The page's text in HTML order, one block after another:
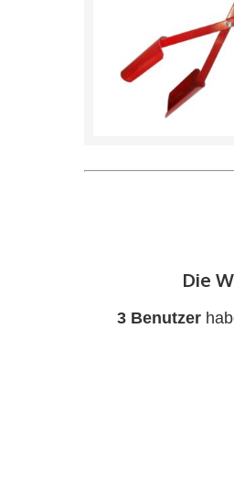
Die
3 Benutzer